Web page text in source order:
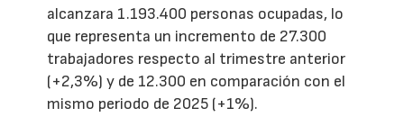
alcanzara 1.193.400 personas ocupadas, lo
que representa un incremento de 27.300
trabajadores respecto al trimestre anterior
(+2,3%) y de 12.300 en comparación con el
mismo periodo de 2025 (+1%).